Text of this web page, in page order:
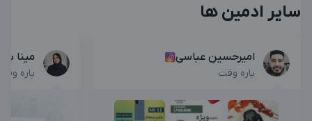
سایر ادمین ها
امیرحسین عباسی
پاره وقت
مینا
پاره